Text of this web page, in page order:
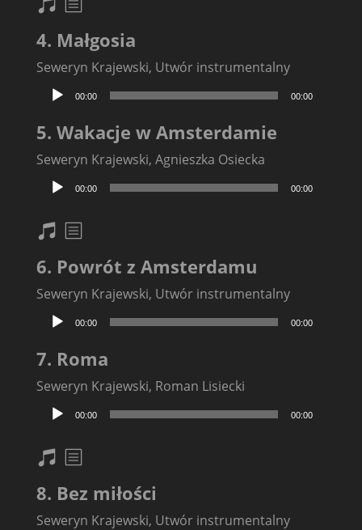
nuty
txt
4. Małgosia
Seweryn Krajewski, Utwór instrumentalny
Odtwarzacz
plików
dźwiękowych
00:00 00:00
5. Wakacje w Amsterdamie
Seweryn Krajewski, Agnieszka Osiecka
Odtwarzacz
plików
00:00 00:00
nuty
txt
6. Powrót z Amsterdamu
Seweryn Krajewski, Utwór instrumentalny
Odtwarzacz
plików
dźwiękowych
00:00 00:00
7. Roma
Seweryn Krajewski, Roman Lisiecki
Odtwarzacz
plików
00:00 00:00
nuty
txt
8. Bez miłości
Seweryn Krajewski, Utwór instrumentalny